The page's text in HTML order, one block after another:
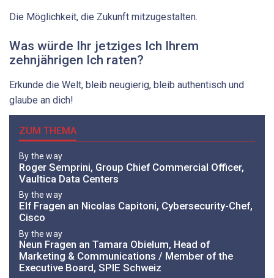
Die Möglichkeit, die Zukunft mitzugestalten.
Was würde Ihr jetziges Ich ­Ihrem
zehnjährigen Ich raten?
Erkunde die Welt, bleib neugierig, bleib authentisch und
glaube an dich!
ZUM THEMA
By the way
Roger Semprini, Group Chief Commercial Officer,
Vaultica Data Centers
By the way
Elf Fragen an Nicolas Capitoni, Cybersecurity-Chef,
Cisco
By the way
Neun Fragen an Tamara Obielum, Head of
Marketing & Communications / Member of the
Executive Board, SPIE Schweiz